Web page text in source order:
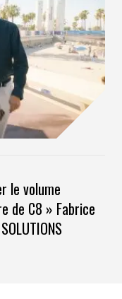
le volume
de C8 » Fabrice